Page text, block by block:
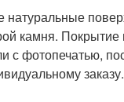
натуральные
камня.
с фотопечатью,